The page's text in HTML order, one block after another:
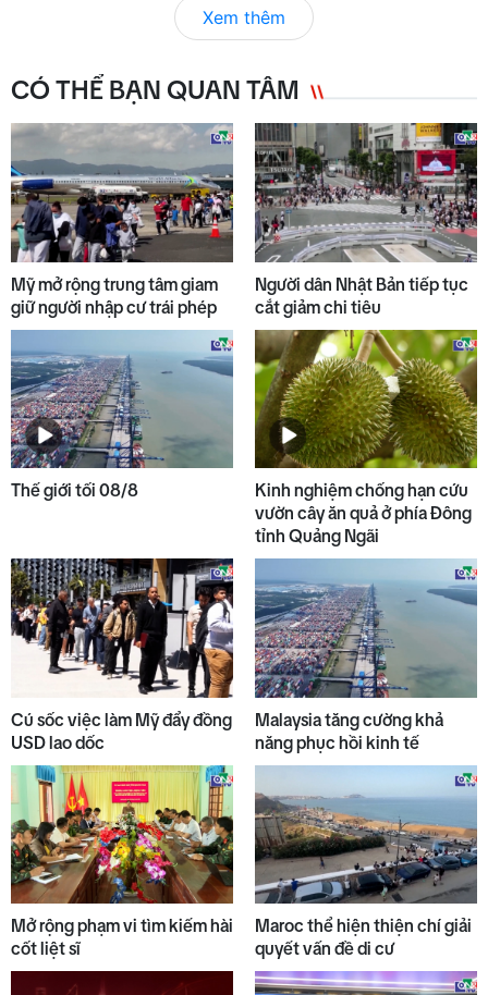
Xem thêm
CÓ THỂ BẠN QUAN TÂM
Mỹ mở rộng trung tâm giam
giữ người nhập cư trái phép
Người dân Nhật Bản tiếp tục
cắt giảm chi tiêu
Thế giới tối 08/8
Kinh nghiệm chống hạn cứu
vườn cây ăn quả ở phía Đông
tỉnh Quảng Ngãi
Cú sốc việc làm Mỹ đẩy đồng
USD lao dốc
Malaysia tăng cường khả
năng phục hồi kinh tế
Mở rộng phạm vi tìm kiếm hài
cốt liệt sĩ
Maroc thể hiện thiện chí giải
quyết vấn đề di cư